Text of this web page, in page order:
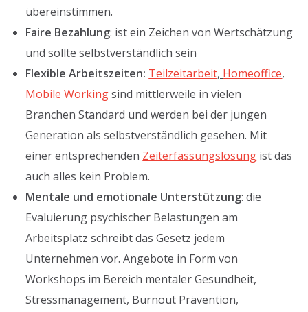
übereinstimmen.
Faire Bezahlung: ist ein Zeichen von Wertschätzung
und sollte selbstverständlich sein
Flexible Arbeitszeiten: Teilzeitarbeit, Homeoffice,
Mobile Workingsind mittlerweile in vielen
Branchen Standard und werden bei der jungen
Generation als selbstverständlich gesehen. Mit
einer entsprechenden Zeiterfassungslösung ist das
auch alles kein Problem.
Mentale und emotionale Unterstützung: die
Evaluierung psychischer Belastungen am
Arbeitsplatz schreibt das Gesetz jedem
Unternehmen vor. Angebote in Form von
Workshops im Bereich mentaler Gesundheit,
Stressmanagement, Burnout Prävention,